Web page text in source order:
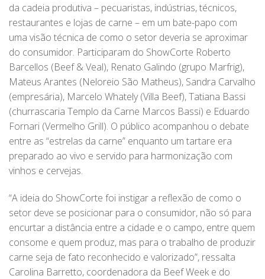
da cadeia produtiva – pecuaristas, indústrias, técnicos,
restaurantes e lojas de carne – em um bate-papo com
uma visão técnica de como o setor deveria se aproximar
do consumidor. Participaram do ShowCorte Roberto
Barcellos (Beef & Veal), Renato Galindo (grupo Marfrig),
Mateus Arantes (Neloreio São Matheus), Sandra Carvalho
(empresária), Marcelo Whately (Villa Beef), Tatiana Bassi
(churrascaria Templo da Carne Marcos Bassi) e Eduardo
Fornari (Vermelho Grill). O público acompanhou o debate
entre as “estrelas da carne” enquanto um tartare era
preparado ao vivo e servido para harmonização com
vinhos e cervejas.
“A ideia do ShowCorte foi instigar a reflexão de como o
setor deve se posicionar para o consumidor, não só para
encurtar a distância entre a cidade e o campo, entre quem
consome e quem produz, mas para o trabalho de produzir
carne seja de fato reconhecido e valorizado”, ressalta
Carolina Barretto, coordenadora da Beef Week e do